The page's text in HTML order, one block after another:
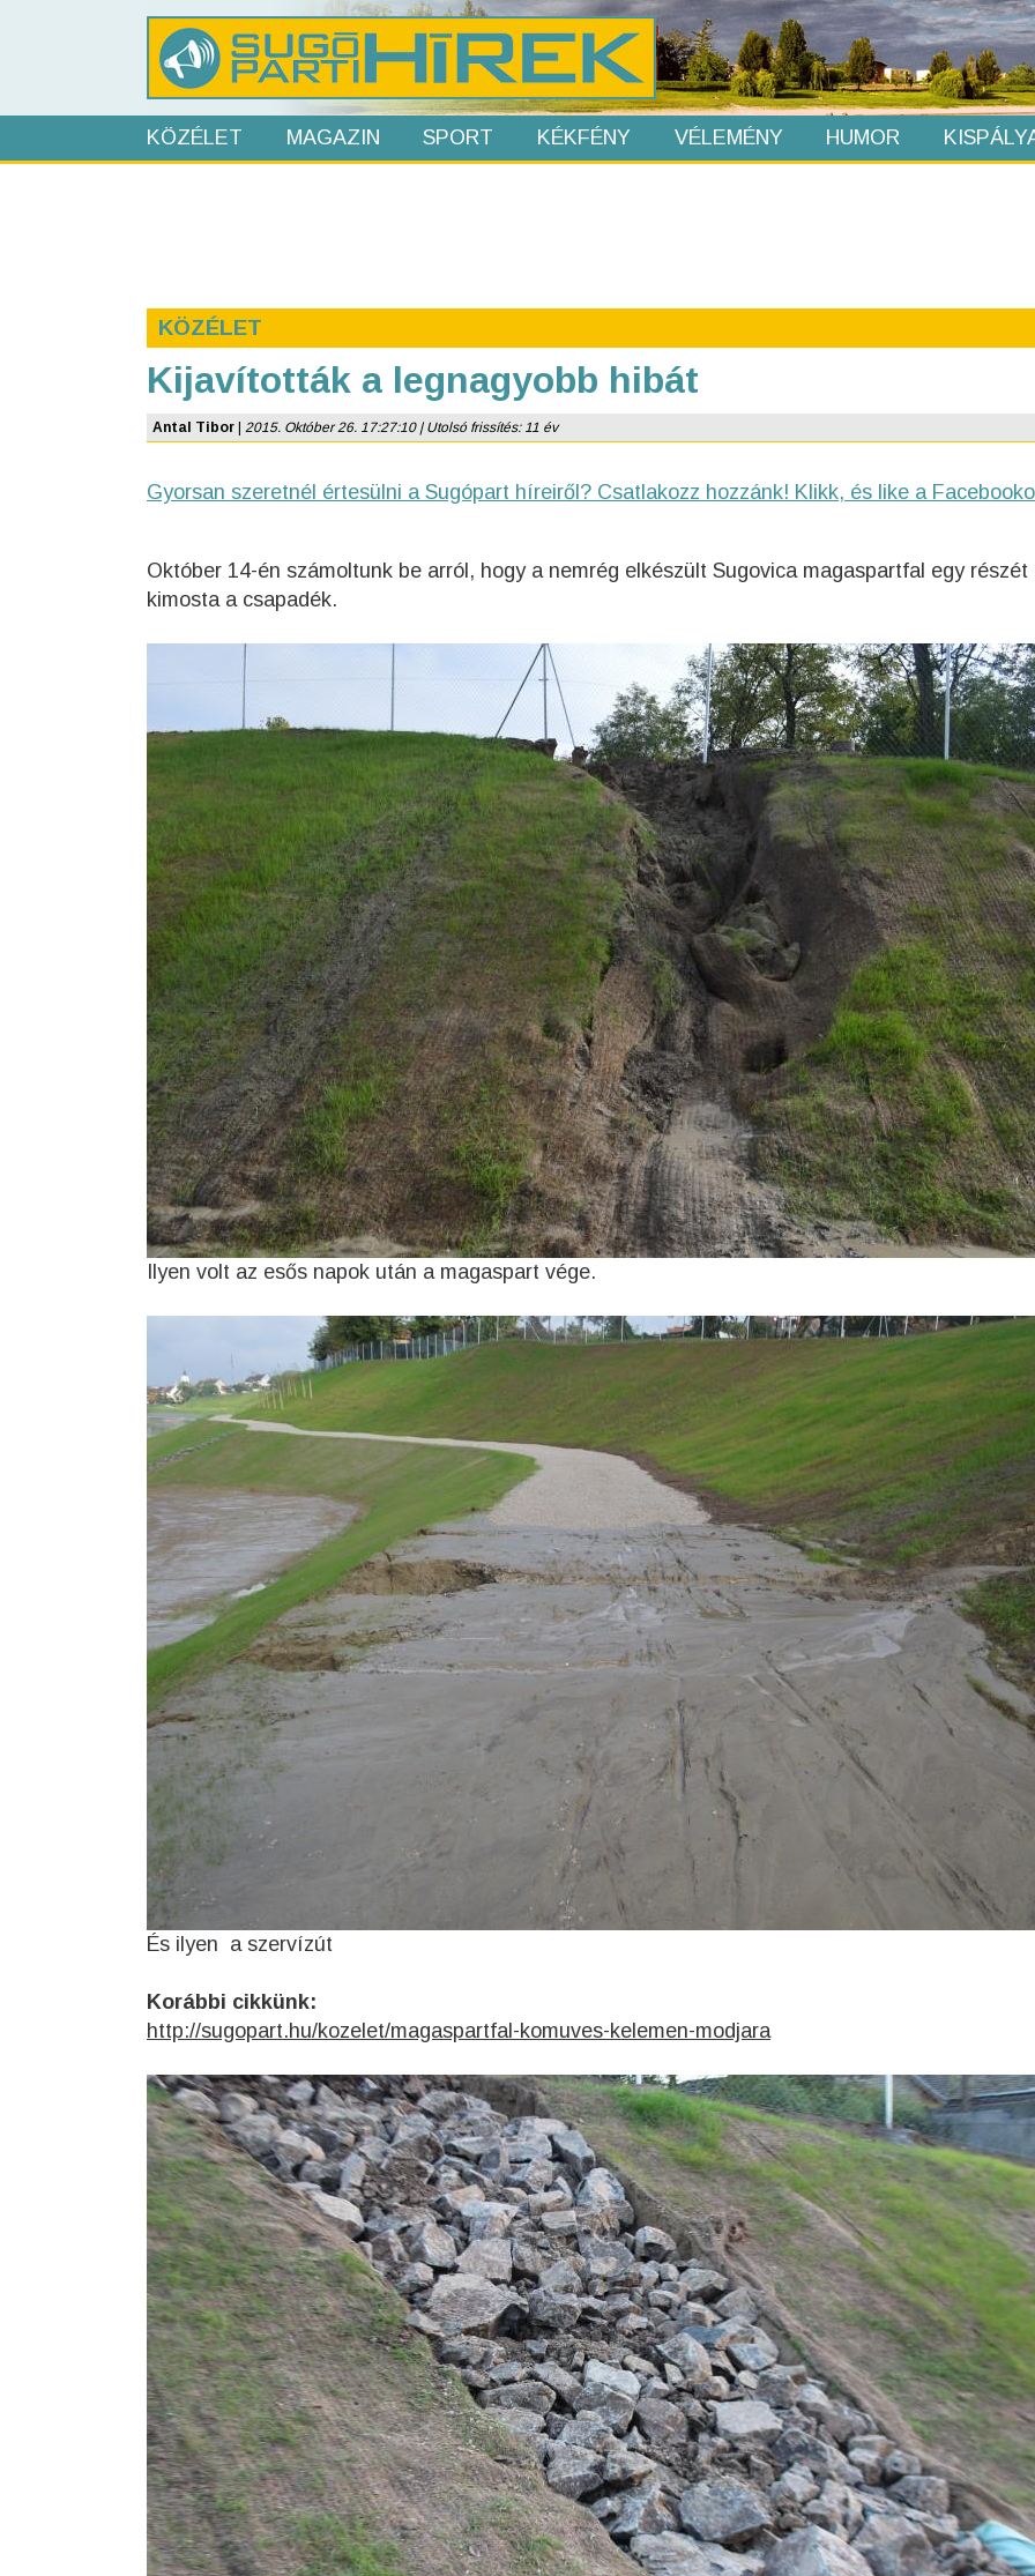
KÖZÉLET MAGAZIN SPORT KÉKFÉNY VÉLEMÉNY HUMOR
KÖZÉLET
Kijavították a legnagyobb hibát
Antal Tibor 2015. Október 26. 17:27:10 | Utolsó frissítés: 11 év
Gyorsan szeretnél értesülni a Sugópart híreiről? Csatlakozz hozzánk! Klikk, és like a
Október 14-én számoltunk be arról, hogy a nemrég elkészült Sugovica magaspartfal egy részét
kimosta a csapadék.
Ilyen volt az esős napok után a magaspart vége.
És ilyen a szervízút
Korábbi cikkünk:
http://sugopart.hu/kozelet/magaspartfal-komuves-kelemen-modjara